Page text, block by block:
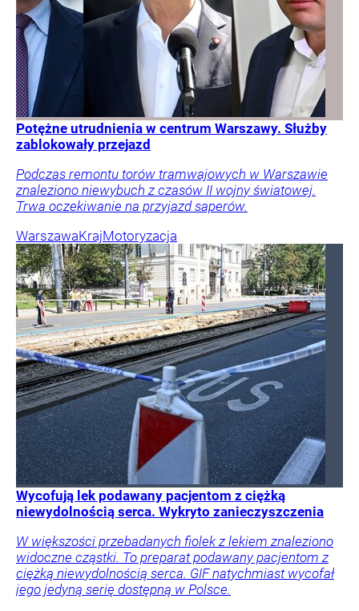
Potężne utrudnienia w centrum Warszawy. Służby
zablokowały przejazd
Podczas remontu torów tramwajowych w Warszawie
znaleziono niewybuch z czasów II wojny światowej.
Trwa oczekiwanie na przyjazd saperów.
WarszawaKrajMotoryzacja
Wycofują lek podawany pacjentom z ciężką
niewydolnością serca. Wykryto zanieczyszczenia
W większości przebadanych fiolek z lekiem znaleziono
widoczne cząstki. To preparat podawany pacjentom z
ciężką niewydolnością serca. GIF natychmiast wycofał
jego jedyną serię dostępną w Polsce.